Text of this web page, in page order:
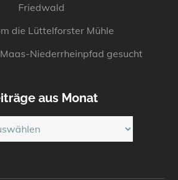
Friedwald
die Lüttelforster Mühle
Niederrheinpfad gesucht
aus Monat